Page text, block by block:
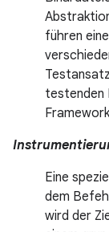
führen
testenden
Eine
dem
wird der